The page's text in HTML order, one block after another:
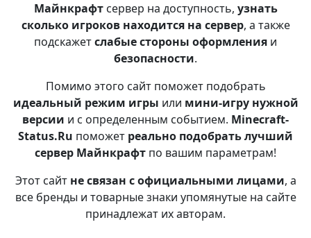
Майнкрафтсервер на доступность, узнать
сколько игроков находится на сервер, а также
подскажетслабые стороны оформления и
безопасности.
Помимо этого сайт поможет подобрать
идеальный режим игры или мини-игру нужной
версии и с определенным событием. Minecraft-
Status.Ru поможет реально подобрать лучший
сервер Майнкрафт по вашим параметрам!
Этот сайт не связан с официальными лицами, а
все бренды и товарные знаки упомянутые на сайте
принадлежат их авторам.